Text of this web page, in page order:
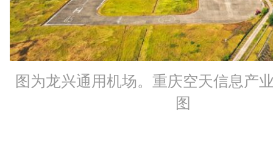
图为龙兴通用机场。重庆空天信息产
图